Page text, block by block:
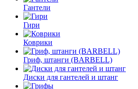
Гантели
Гири
Коврики
Гриф, штанги (BARBELL)
Диски для гантелей и штанг